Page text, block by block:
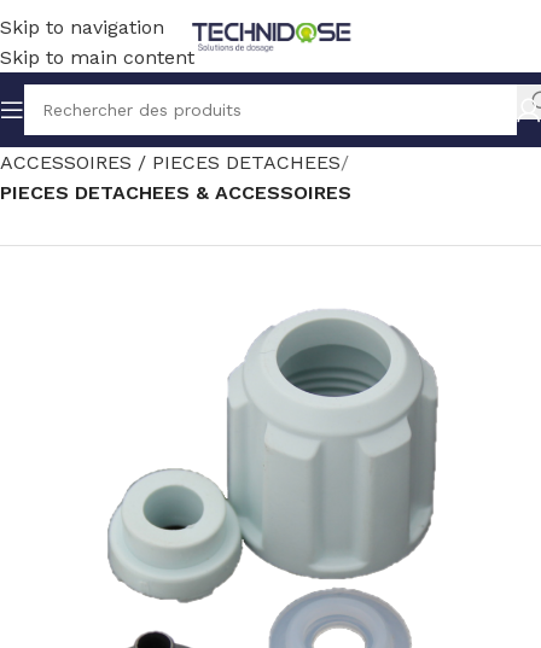
Skip to navigation
Skip to main content
Accueil TRAITEMENT EAU MESURE
ACCESSOIRES / PIECES DETACHEES
PIECES DETACHEES & ACCESSOIRES